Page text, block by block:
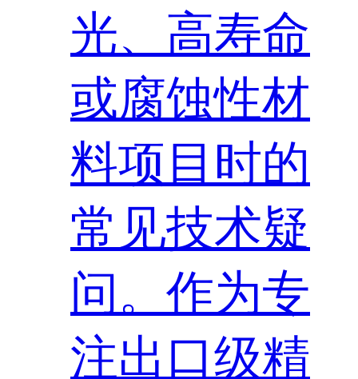
光、高寿命
或腐蚀性材
料项目时的
常见技术疑
问。作为专
注出口级精